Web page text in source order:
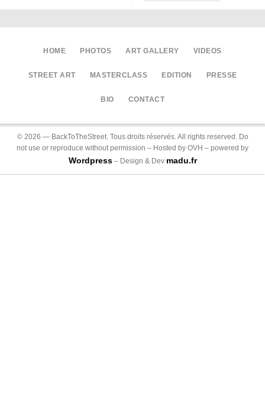
HOME PHOTOS ART GALLERY VIDEOS
STREET ART MASTERCLASS EDITION PRESSE
BIO CONTACT
© 2026 — BackToTheStreet. Tous droits réservés. All rights reserved. Do
not use or reproduce without permission – Hosted by OVH – powered by
Wordpress– Design & Dev madu.fr